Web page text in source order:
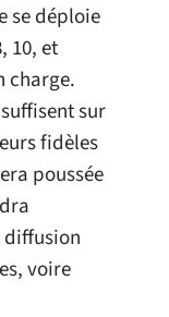
se déploie
10, et
charge.
sur
fidèles
poussée
diffusion
voire